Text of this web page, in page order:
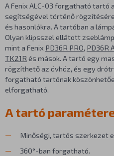
A Fenix ALC-03 forgatható tartó
segítségével történő
és hasonlókra. A tartóban a
Olyan klipsszel ellátott
mint a Fenix PD36R PRO, PD36R
TK21R és mások. A tartó egy
rögzíthető az övhöz, és egy
forgatható tartónak
elforgatható.
A tartó
Minőségi, tartós szerkezet
360°-ban forgatható.